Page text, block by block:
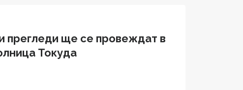
прегледи ще се провеждат в
Токуда